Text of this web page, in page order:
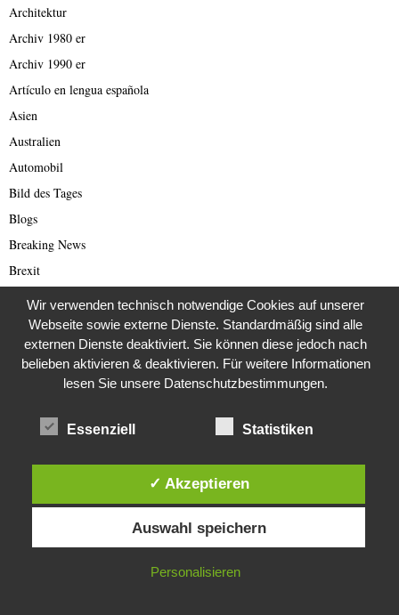
Architektur
Archiv 1980 er
Archiv 1990 er
Artículo en lengua española
Asien
Australien
Automobil
Bild des Tages
Blogs
Breaking News
Brexit
Bücher
Bundestagswahl 2021
Business
Business & Wirtschaft
Cold Case
Diese Website verwendet Cookies. Durch die weitere Nutzung dieser
Website stimmst du der Verwendung von Cookies zu.
IN ORDNUNG
Wir verwenden technisch notwendige Cookies auf unserer
Webseite sowie externe Dienste. Standardmäßig sind alle
externen Dienste deaktiviert. Sie können diese jedoch nach
belieben aktivieren & deaktivieren. Für weitere Informationen
lesen Sie unsere Datenschutzbestimmungen.
Essenziell Statistiken
✓ Akzeptieren
Auswahl speichern
Personalisieren